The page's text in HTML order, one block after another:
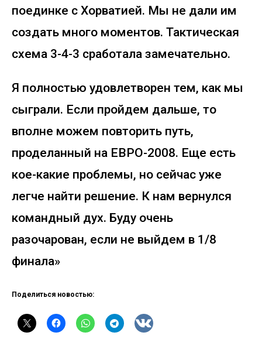
поединке с Хорватией. Мы не дали им
создать много моментов. Тактическая
схема 3-4-3 сработала замечательно.
Я полностью удовлетворен тем, как мы
сыграли. Если пройдем дальше, то
вполне можем повторить путь,
проделанный на ЕВРО-2008. Еще есть
кое-какие проблемы, но сейчас уже
легче найти решение. К нам вернулся
командный дух. Буду очень
разочарован, если не выйдем в 1/8
финала»
Поделиться новостью: